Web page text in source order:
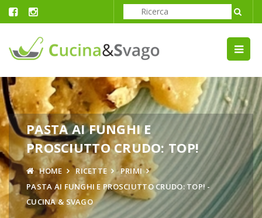
PASTA AI FUNGHI E
PROSCIUTTO CRUDO: TOP!
HOME RICETTE
PRIMI
PASTA AI FUNGHI E PROSCIUTTO CRUDO: TOP! -
CUCINA & SVAGO